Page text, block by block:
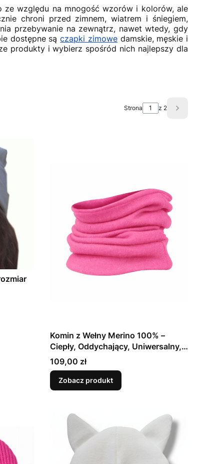
ze względu na mnogość wzorów i kolorów, ale
chroni przed zimnem, wiatrem i śniegiem,
przebywanie na zewnątrz, nawet wtedy, gdy
dostępne sączapki zimowedamskie, męskie i
produkty i wybierz spośród nich najlepszy dla
Strona z 2 Następne
Komin z Wełny Merino 100% –
Ciepły, Oddychający, Uniwersalny,
Różne Kolory
Cena
109,00 zł
Zobacz produkt